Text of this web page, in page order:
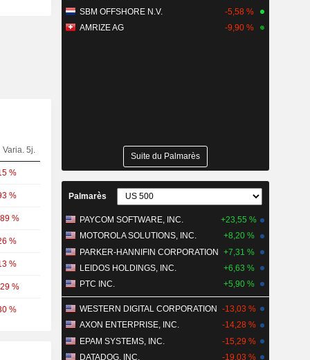
Varia. 5j.
%
%
%
%
%
%
%
SBM OFFSHORE N.V.
-5,58 %
AMRIZE AG
-9,90 %
Suite du Palmarès
Palmarès
PAYCOM SOFTWARE, INC.
+23,55 %
MOTOROLA SOLUTIONS, INC.
+8,20 %
PARKER-HANNIFIN CORPORATION +7,31 %
LEIDOS HOLDINGS, INC.
+6,63 %
PTC INC.
+5,90 %
WESTERN DIGITAL CORPORATION
-13,03 %
AXON ENTERPRISE, INC.
-14,28 %
EPAM SYSTEMS, INC.
-15,29 %
DATADOG, INC.
-19,03 %